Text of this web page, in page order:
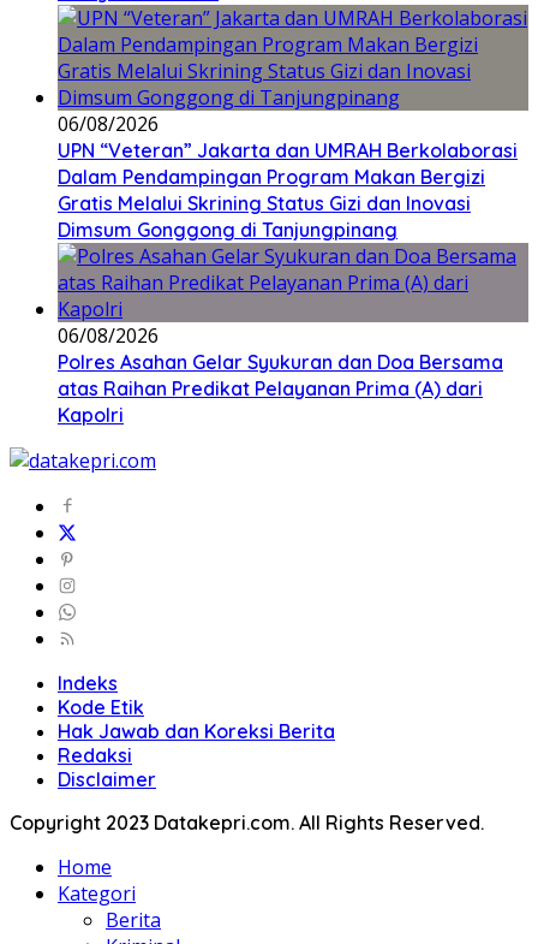
06/08/2026
UPN “Veteran” Jakarta dan UMRAH Berkolaborasi
Dalam Pendampingan Program Makan Bergizi
Gratis Melalui Skrining Status Gizi dan Inovasi
Dimsum Gonggong di Tanjungpinang
06/08/2026
Polres Asahan Gelar Syukuran dan Doa Bersama
atas Raihan Predikat Pelayanan Prima (A) dari
Kapolri
Indeks
Kode Etik
Hak Jawab dan Koreksi Berita
Redaksi
Disclaimer
Copyright 2023 Datakepri.com. All Rights Reserved.
Home
Kategori
Berita